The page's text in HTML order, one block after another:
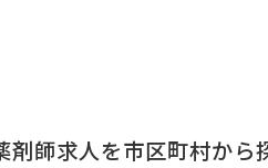
剤師求人を市区町村から